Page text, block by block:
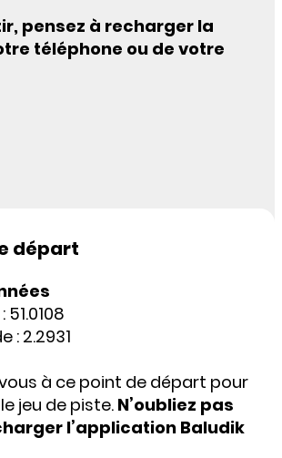
pensez à recharger la
téléphone ou de votre
départ
: 2.2931
à ce point de départ pour
jeu de piste. N’oubliez pas
l’application Baludik